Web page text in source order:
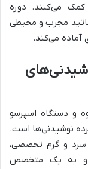
کمک می‌کنند. دوره
مجرب و محیطی
آماده می‌کند.
و دستگاه اسپرسو
نوشیدنی‌ها است.
و گرم تخصصی،
و به یک متخصص